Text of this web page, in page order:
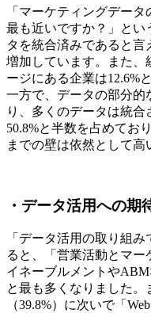
「マーケティングデー
最も近いですか？」とい
タを統合済みであると言
増加しています。また、
ージにある企業は12.6%
一方で、データの部分的
り、多くのデータは統
50.8%と半数を占めてお
までの壁は依然として高
・データ活用への期
「データ活用の取り組
ると、「営業活動とマ
イネーブルメントや
と最も多くなりました。
（39.8%）に次いで「